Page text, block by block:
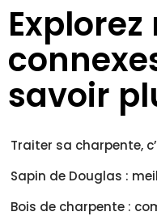
savoir
Traiter sa charpente,
Sapin de Douglas :
Bois de charpente :